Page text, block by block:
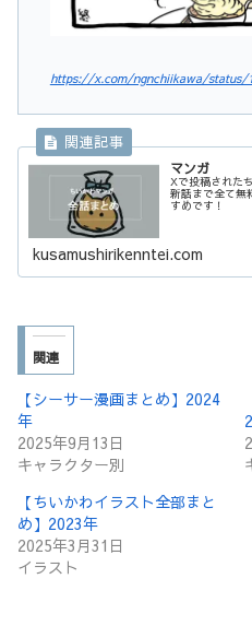
https://x.com/ngnchiikawa/status/
マンガ
Xで投稿された
新話まで全て無
すめです！
kusamushirikenntei.com
関連
【シーサー漫画まとめ】2024
年
2025年9月13日
キャラクター別
【ちいかわイラスト全部まと
め】2023年
2025年3月31日
イラスト